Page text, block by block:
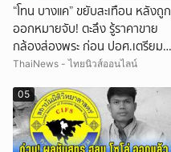
“โทน บางแค” ขยับสะเทือน หลังถูก
ออกหมายจับ! ตะลึง รู้ราคาขาย
กล้องส่องพระ ก่อน ปอศ.เตรียม
บุกรวบ?
ThaiNews - ไทยนิวส์ออนไลน์
05